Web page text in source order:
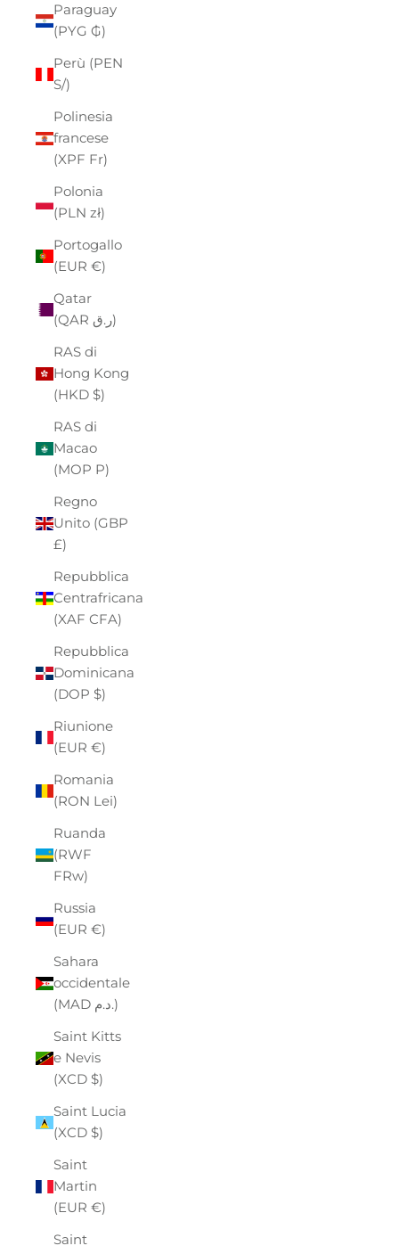
Paraguay
(PYG ₲)
Perù (PEN
S/)
Polinesia
francese
(XPF Fr)
Polonia
(PLN zł)
Portogallo
(EUR €)
Qatar
(QAR ر.ق)
RAS di
Hong Kong
(HKD $)
RAS di
Macao
(MOP P)
Regno
Unito (GBP
£)
Repubblica
Centrafricana
(XAF CFA)
Repubblica
Dominicana
(DOP $)
Riunione
(EUR €)
Romania
(RON Lei)
Ruanda
(RWF
FRw)
Russia
(EUR €)
Sahara
occidentale
(MAD د.م.)
Saint Kitts
e Nevis
(XCD $)
Saint Lucia
(XCD $)
Saint
Martin
(EUR €)
Saint